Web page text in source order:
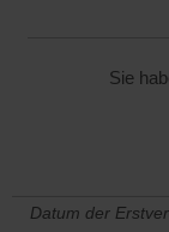
Sie
Datum der